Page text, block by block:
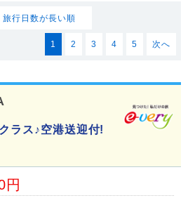
旅行日数が長い順
1 2 3 4 5 次へ
ラス♪空港送迎付!
円